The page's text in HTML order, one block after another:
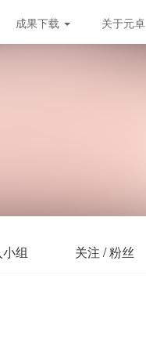
成果下载 关于元卓
组 关注 / 粉丝